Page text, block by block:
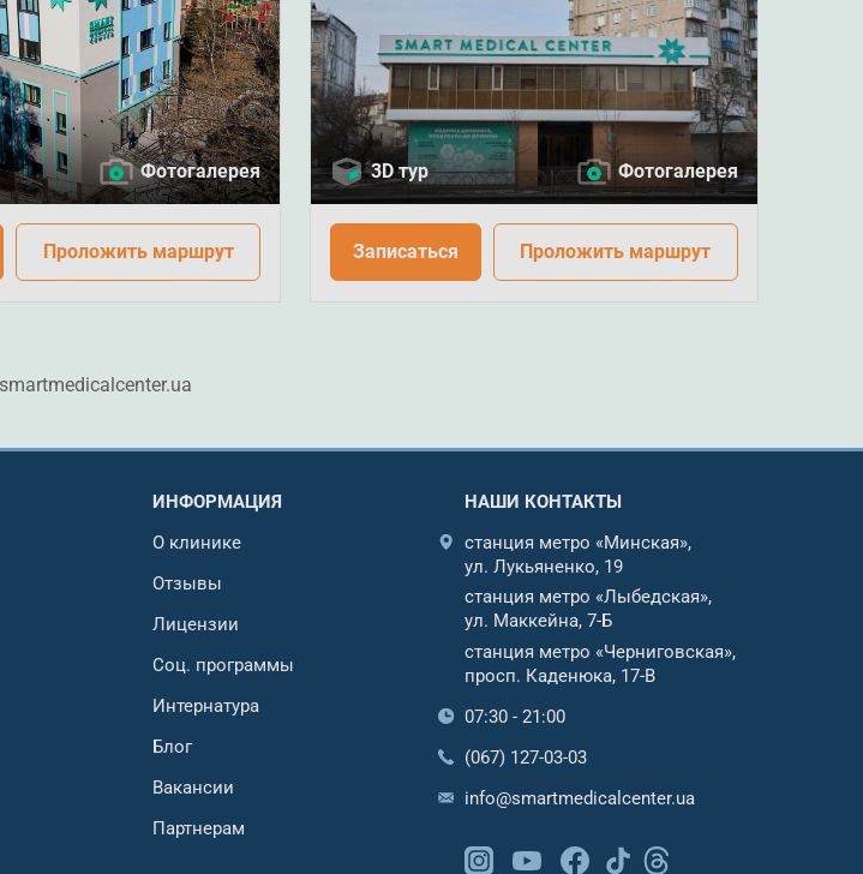
Фотогалерея
Проложить маршрут
3D тур Фотогалерея
Записаться Проложить маршрут
НАШИ КОНТАКТЫ
станция метро «Минская»,
ул. Лукьяненко, 19
станция метро «Лыбедская»,
ул. Маккейна, 7-Б
станция метро «Черниговская»,
просп. Каденюка, 17-В
07:30 - 21:00
(067) 127-03-03
info@smartmedicalcenter.ua
ИНФОРМАЦИЯ
О клинике
Отзывы
Лицензии
Соц. программы
Интернатура
Блог
Вакансии
Партнерам